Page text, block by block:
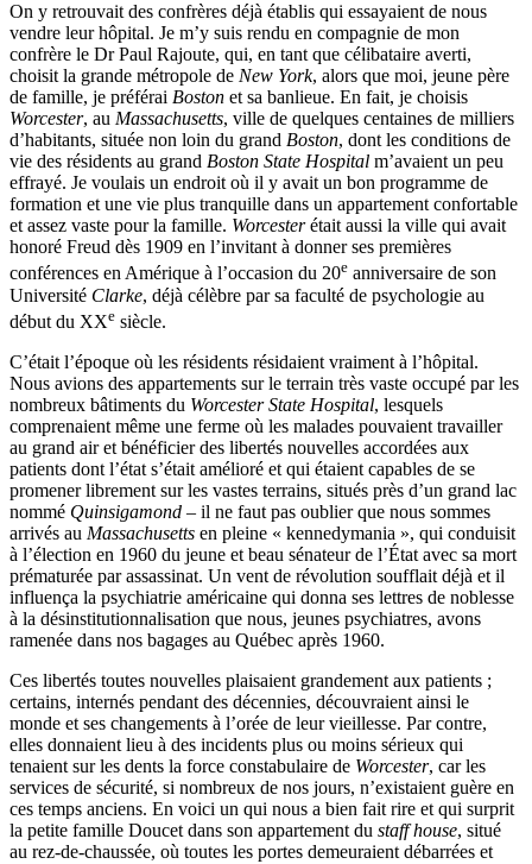
On y retrouvait des confrères déjà établis qui essayaient de nous
vendre leur hôpital. Je m’y suis rendu en compagnie de mon
confrère le Dr Paul Rajoute, qui, en tant que célibataire averti,
choisit la grande métropole de New York, alors que moi, jeune père
de famille, je préférai Boston et sa banlieue. En fait, je choisis
Worcester, au Massachusetts, ville de quelques centaines de milliers
d’habitants, située non loin du grand Boston, dont les conditions de
vie des résidents au grand Boston State Hospital m’avaient un peu
effrayé. Je voulais un endroit où il y avait un bon programme de
formation et une vie plus tranquille dans un appartement confortable
et assez vaste pour la famille. Worcesterétait aussi la ville qui avait
honoré Freud dès 1909 en l’invitant à donner ses premières
conférences en Amérique à l’occasion du 20e anniversaire de son
Université Clarke, déjà célèbre par sa faculté de psychologie au
début du XXe siècle.
C’était l’époque où les résidents résidaient vraiment à l’hôpital.
Nous avions des appartements sur le terrain très vaste occupé par les
nombreux bâtiments du Worcester State Hospital, lesquels
comprenaient même une ferme où les malades pouvaient travailler
au grand air et bénéficier des libertés nouvelles accordées aux
patients dont l’état s’était amélioré et qui étaient capables de se
promener librement sur les vastes terrains, situés près d’un grand lac
nommé Quinsigamond – il ne faut pas oublier que nous sommes
arrivés au Massachusetts en pleine « kennedymania », qui conduisit
à l’élection en 1960 du jeune et beau sénateur de l’État avec sa mort
prématurée par assassinat. Un vent de révolution soufflait déjà et il
influença la psychiatrie américaine qui donna ses lettres de noblesse
à la désinstitutionnalisation que nous, jeunes psychiatres, avons
ramenée dans nos bagages au Québec après 1960.
Ces libertés toutes nouvelles plaisaient grandement aux patients ;
certains, internés pendant des décennies, découvraient ainsi le
monde et ses changements à l’orée de leur vieillesse. Par contre,
elles donnaient lieu à des incidents plus ou moins sérieux qui
tenaient sur les dents la force constabulaire de Worcester, car les
services de sécurité, si nombreux de nos jours, n’existaient guère en
ces temps anciens. En voici un qui nous a bien fait rire et qui surprit
la petite famille Doucet dans son appartement du staff house, situé
au rez-de-chaussée, où toutes les portes demeuraient débarrées et